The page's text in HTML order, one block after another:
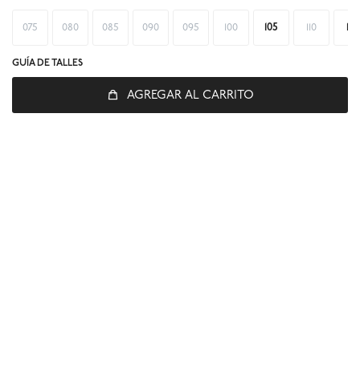
075 080 085 090 095 100 105 110
GUÍA DE TALLES
AGREGAR AL CARRITO
© Copyright 2026 / Global Sports